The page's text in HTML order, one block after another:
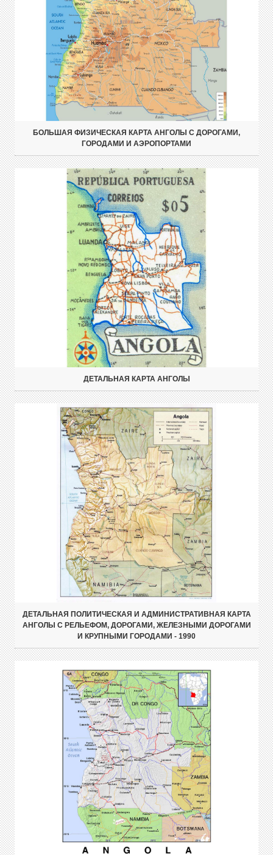
БОЛЬШАЯ ФИЗИЧЕСКАЯ КАРТА АНГОЛЫ С ДОРОГАМИ,
ГОРОДАМИ И АЭРОПОРТАМИ
ДЕТАЛЬНАЯ КАРТА АНГОЛЫ
ДЕТАЛЬНАЯ ПОЛИТИЧЕСКАЯ И АДМИНИСТРАТИВНАЯ КАРТА
АНГОЛЫ С РЕЛЬЕФОМ, ДОРОГАМИ, ЖЕЛЕЗНЫМИ ДОРОГАМИ
И КРУПНЫМИ ГОРОДАМИ - 1990